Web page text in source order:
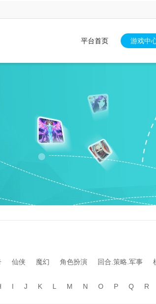
平台首页 游戏中
仙侠 魔幻 角色扮演 回合.策略.军事
I J K L M N O P Q R